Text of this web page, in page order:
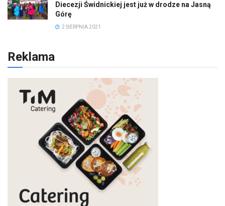
Diecezji Świdnickiej jest już w drodze na Jasną
Górę
2 SIERPNIA 2021
Reklama